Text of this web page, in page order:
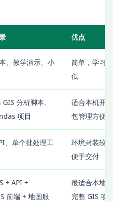
优点
、教学演示、小
简单，学习
低
分析脚本、
项目
适合本机开
包管理方便
、单个批处理工
环境封装较
便于交付
+ API +
前端 + 地图服
最适合本地
完整 GIS 项